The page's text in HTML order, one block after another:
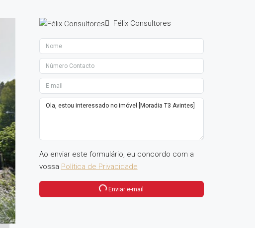
Félix Consultores
Ao enviar este formulário, eu concordo com a
vossa Política de Privacidade
Enviar e-mail